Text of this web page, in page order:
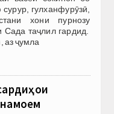
гулханфурӯзӣ,
хони пурнозу
таҷлил гардид.
аз ҷумла